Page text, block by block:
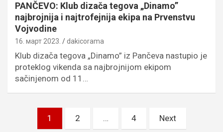
PANČEVO: Klub dizača tegova „Dinamo”
najbrojnija i najtrofejnija ekipa na Prvenstvu
Vojvodine
16. март 2023. dakicorama
Klub dizača tegova „Dinamo” iz Pančeva nastupio je
proteklog vikenda sa najbrojnijom ekipom
sačinjenom od 11…
Пагинација
1 2 … 4 Next